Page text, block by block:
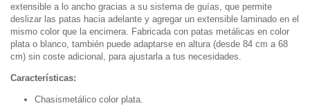
extensible a lo ancho gracias a su sistema de guías, que permite
deslizar las patas hacia adelante y agregar un extensible laminado en el
mismo color que la encimera. Fabricada con patas metálicas en color
plata o blanco, también puede adaptarse en altura (desde 84 cm a 68
cm) sin coste adicional, para ajustarla a tus necesidades.
Características:
Chasismetálico color plata.